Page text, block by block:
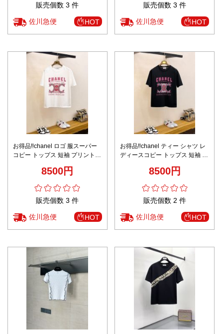
販売個数 3 件
佐川急便 HOT
販売個数 3 件
佐川急便 HOT
お得品‼chanel ロゴ 服スーパー
コピー トップス 短袖 プリント
8500円
販売個数 3 件
佐川急便 HOT
お得品‼chanel ティー シャツ レ
ディースコピー トップス 短袖 プ
8500円
販売個数 2 件
佐川急便 HOT